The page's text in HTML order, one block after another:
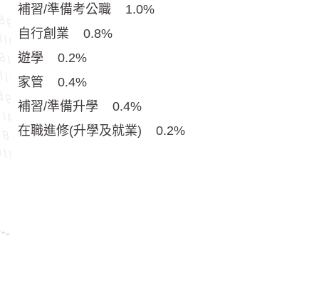
補習/準備考公職 1.0%
自行創業 0.8%
遊學 0.2%
家管 0.4%
補習/準備升學 0.4%
在職進修(升學及就業) 0.2%